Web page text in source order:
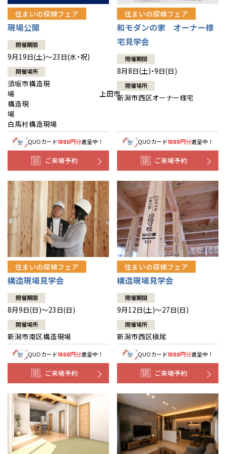
住まいの探検フェア
現場公開
開催期間
9月19日(土)～23日(水・祝)
開催場所
須坂市構造現
場 上田市
構造現
場
白馬村構造現場
QUOカード1000円分進呈中！
ご来場予約
住まいの探検フェア
和モダンの家 オーナー様
宅見学会
開催期間
8月8日(土)・9日(日)
開催場所
新潟市西区オーナー様宅
QUOカード1000円分進呈中！
ご来場予約
住まいの探検フェア
構造現場見学会
開催期間
8月9日(日)～23日(日)
開催場所
新潟市南区構造現場
QUOカード1000円分進呈中！
ご来場予約
住まいの探検フェア
構造現場見学会
開催期間
9月12日(土)～27日(日)
開催場所
新潟市西区槇尾
QUOカード1000円分進呈中！
ご来場予約